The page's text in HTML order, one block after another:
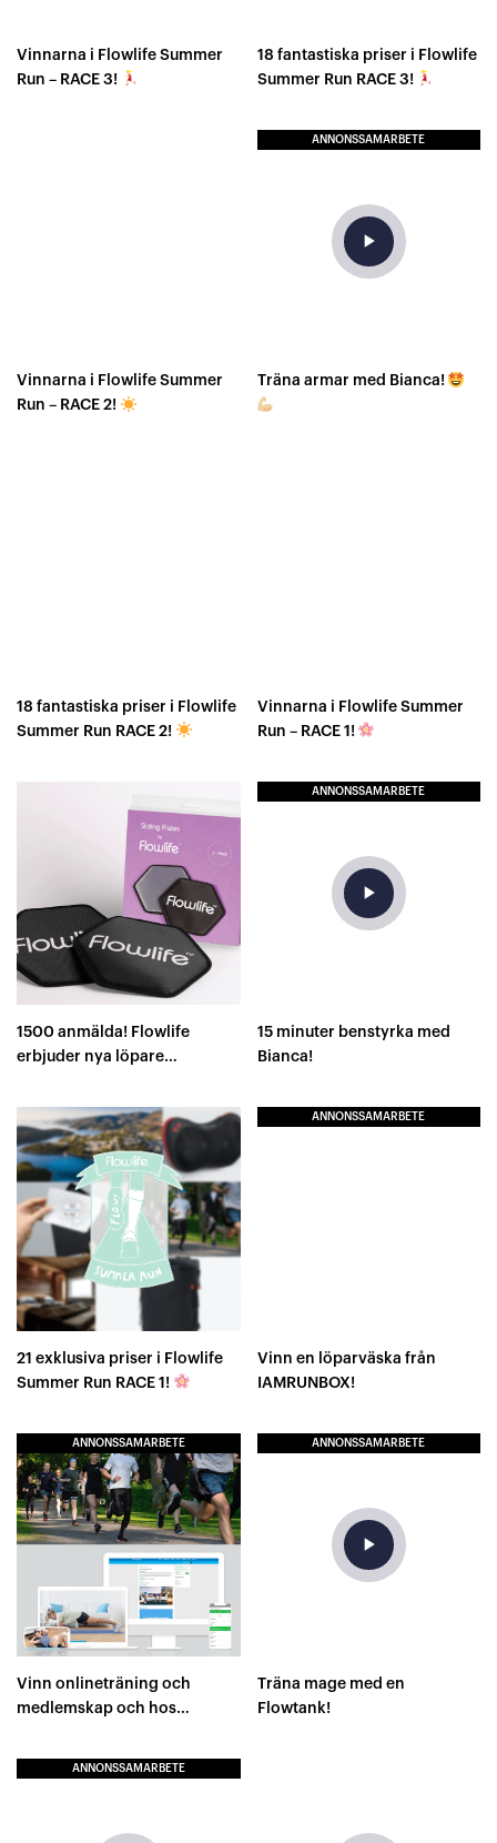
Vinnarna i Flowlife Summer
Run – RACE 3!
18 fantastiska priser i Flowlife
Summer Run RACE 3!
Vinnarna i Flowlife Summer
Run – RACE 2!
ANNONSSAMARBETE
play_arrow
Träna armar med Bianca!
18 fantastiska priser i Flowlife
Summer Run RACE 2!
Vinnarna i Flowlife Summer
Run – RACE 1!
1500 anmälda! Flowlife
erbjuder nya löpare
ANNONSSAMARBETE
play_arrow
15 minuter benstyrka med
Bianca!
21 exklusiva priser i Flowlife
Summer Run RACE 1!
ANNONSSAMARBETE
Vinn en löparväska från
IAMRUNBOX!
ANNONSSAMARBETE
Vinn onlineträning och
medlemskap och hos
ANNONSSAMARBETE
play_arrow
Träna mage med en
Flowtank!
ANNONSSAMARBETE